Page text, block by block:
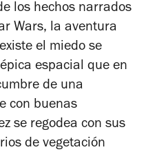
los hechos narrados
Wars, la aventura
el miedo se
espacial que en
de una
con buenas
se regodea con sus
de vegetación